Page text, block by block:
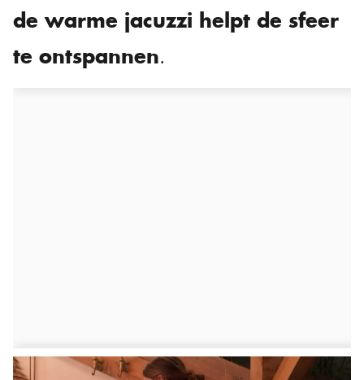
de warme jacuzzi helpt de sfeer
te ontspannen.